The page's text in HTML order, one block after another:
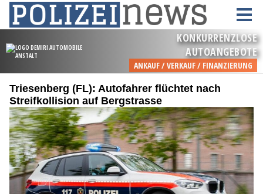
Triesenberg (FL): Autofahrer flüchtet nach
Streifkollision auf Bergstrasse